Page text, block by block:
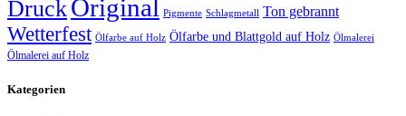
DruckOriginal Pigmente Schlagmetall Ton gebrannt
Wetterfest Ölfarbe auf Holz Ölfarbe und Blattgold auf Holz Ölmalerei
Ölmalerei auf Holz
Kategorien